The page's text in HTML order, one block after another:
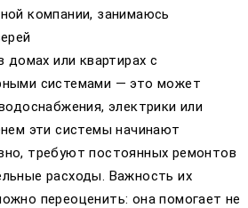
компании, занимаюсь
домах или квартирах с
системами — это может
электрики или
эти системы начинают
требуют постоянных ремонтов
расходы. Важность их
переоценить: она помогает не